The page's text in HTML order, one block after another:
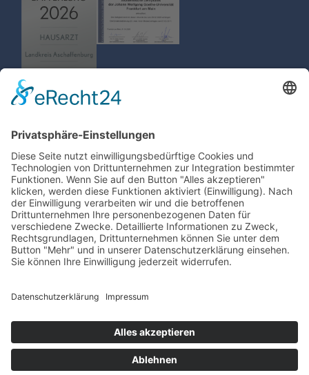
MVZ Goldbach
Dr. Mützel und Partner
Aschaffstr. 1
63773 Goldbach
06021 - 598030
post(at)mvz-
goldbach.de